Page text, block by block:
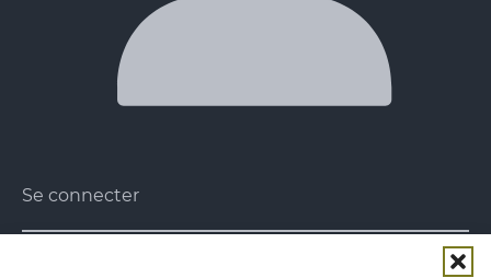
Se connecter